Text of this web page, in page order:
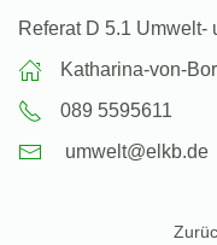
Referat D 5.1 Umwelt-
Katharina-von-
089 5595611
umwelt@elkb.de